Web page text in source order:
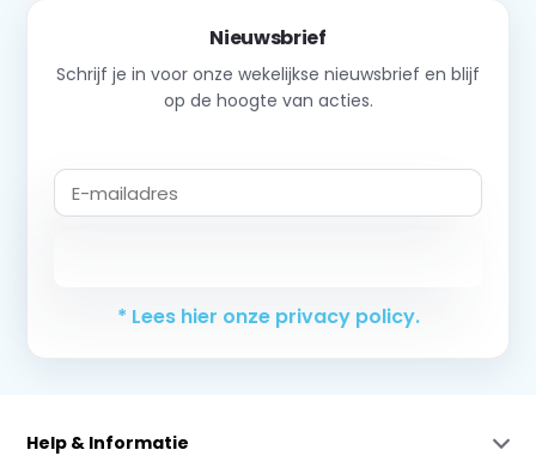
Nieuwsbrief
Schrijf je in voor onze wekelijkse nieuwsbrief en blijf
op de hoogte van acties.
* Lees hier onze privacy policy.
Help & Informatie